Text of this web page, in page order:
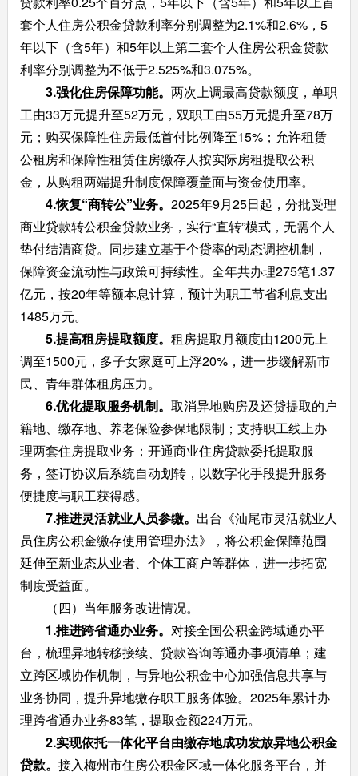
套个人住房公积金贷款利率分别调整为2.1%和2.6%，5
年以下（含5年）和5年以上第二套个人住房公积金贷款
利率分别调整为不低于2.525%和3.075%。
3.强化住房保障功能。 两次上调最高贷款额度，单职
工由33万元提升至52万元，双职工由55万元提升至78万
元；购买保障性住房最低首付比例降至15%；允许租赁
公租房和保障性租赁住房缴存人按实际房租提取公积
金，从购租两端提升制度保障覆盖面与资金使用率。
4.恢复“商转公”业务。 2025年9月25日起，分批受理
商业贷款转公积金贷款业务，实行“直转”模式，无需个人
垫付结清商贷。同步建立基于个贷率的动态调控机制，
保障资金流动性与政策可持续性。全年共办理275笔1.37
亿元，按20年等额本息计算，预计为职工节省利息支出
1485万元。
5.提高租房提取额度。 租房提取月额度由1200元上
调至1500元，多子女家庭可上浮20%，进一步缓解新市
民、青年群体租房压力。
6.优化提取服务机制。 取消异地购房及还贷提取的户
籍地、缴存地、养老保险参保地限制；支持职工线上办
理两套住房提取业务；开通商业住房贷款委托提取服
务，签订协议后系统自动划转，以数字化手段提升服务
便捷度与职工获得感。
7.推进灵活就业人员参缴。 出台《汕尾市灵活就业人
员住房公积金缴存使用管理办法》，将公积金保障范围
延伸至新业态从业者、个体工商户等群体，进一步拓宽
制度受益面。
（四）当年服务改进情况。
1.推进跨省通办业务。 对接全国公积金跨域通办平
台，梳理异地转移接续、贷款咨询等通办事项清单；建
立跨区域协作机制，与异地公积金中心加强信息共享与
业务协同，提升异地缴存职工服务体验。2025年累计办
理跨省通办业务83笔，提取金额224万元。
2.实现依托一体化平台由缴存地成功发放异地公积金
贷款。 接入梅州市住房公积金区域一体化服务平台，并